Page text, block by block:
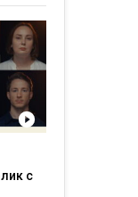
с